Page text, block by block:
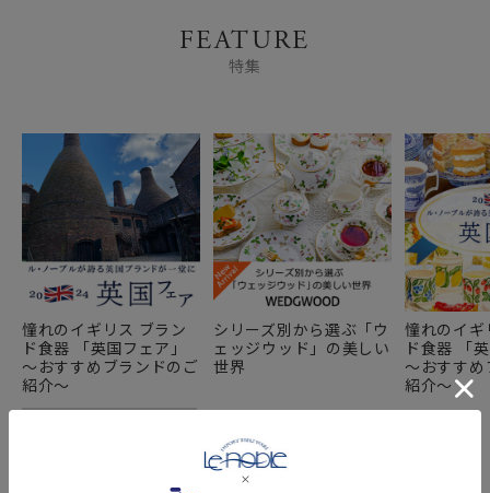
FEATURE
特集
憧れのイギリス ブラン
ド食器 「英国フェア」
～おすすめブランドのご
紹介～
シリーズ別から選ぶ「ウ
ェッジウッド」の美しい
世界
憧れのイ
ド食器 「
～おすす
紹介～